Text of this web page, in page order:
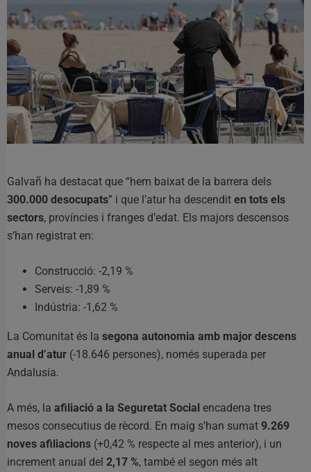
Galvañ ha destacat que “hem baixat de la barrera dels
300.000 desocupats” i que l’atur ha descendit en tots els
sectors, províncies i franges d’edat. Els majors descensos
s’han registrat en:
Construcció: -2,19 %
Serveis: -1,89 %
Indústria: -1,62 %
La Comunitat és la segona autonomia amb major descens
anual d’atur (-18.646 persones), només superada per
Andalusia.
A més, la afiliació a la Seguretat Social encadena tres
mesos consecutius de rècord. En maig s’han sumat 9.269
noves afiliacions (+0,42 % respecte al mes anterior), i un
increment anual del 2,17 %, també el segon més alt